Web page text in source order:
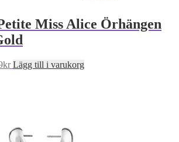
Miss Alice Örhängen
krDet
Lägg till i varukorg